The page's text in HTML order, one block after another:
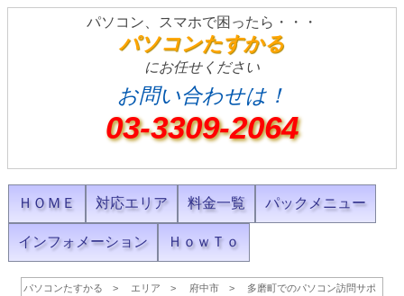
パソコン、スマホで困ったら・・・
パソコンたすかる
にお任せください
お問い合わせは！
03-3309-2064
ＨＯＭＥ 対応エリア 料金一覧 パックメニュー
インフォメーション ＨｏｗＴｏ
パソコンたすかる エリア 府中市
多磨町でのパソコン訪問サポ